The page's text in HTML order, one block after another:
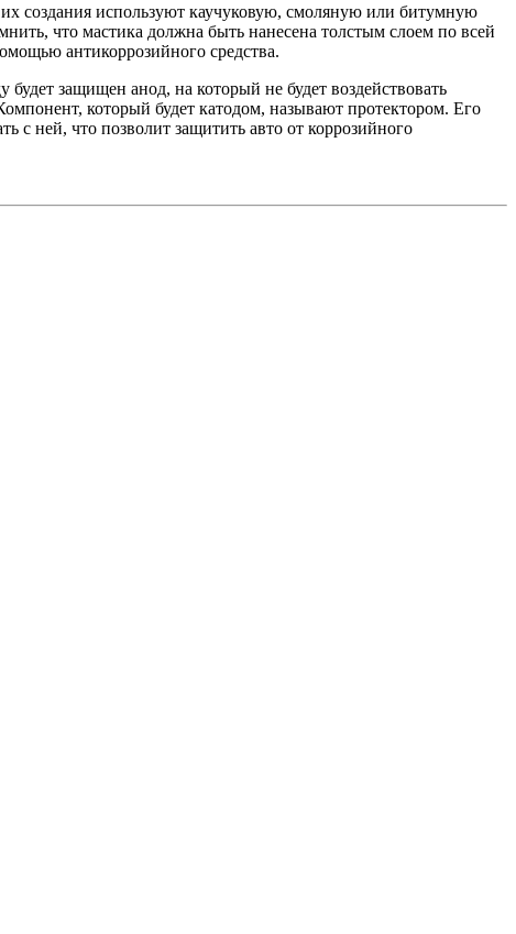
создания используют каучуковую, смоляную или битумную
что мастика должна быть нанесена толстым слоем по всей
антикоррозийного средства.
защищен анод, на который не будет воздействовать
который будет катодом, называют протектором. Его
с ней, что позволит защитить авто от коррозийного